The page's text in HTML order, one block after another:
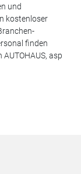
und
kostenloser
finden
asp